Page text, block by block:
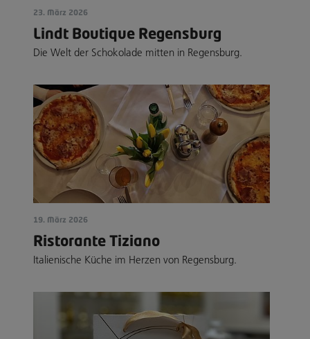
23. März 2026
Lindt Boutique Regensburg
Die Welt der Schokolade mitten in Regensburg.
19. März 2026
Ristorante Tiziano
Italienische Küche im Herzen von Regensburg.